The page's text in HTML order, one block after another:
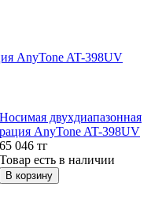
AnyTone AT-398UV
Носимая двухдиапазонная
рация AnyTone AT-398UV
65 046 тг
Товар есть в наличии